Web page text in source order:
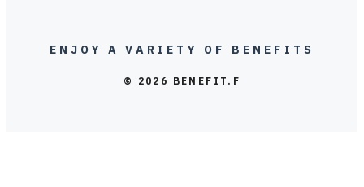
ENJOY A VARIETY OF BENEFITS
© 2026 BENEFIT.F